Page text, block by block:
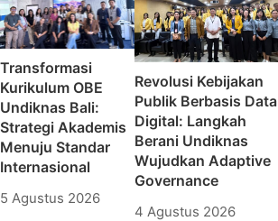
Transformasi
Kurikulum OBE
Undiknas Bali:
Strategi Akademis
Menuju Standar
Internasional
5 Agustus 2026
Revolusi Kebijakan
Publik Berbasis Data
Digital: Langkah
Berani Undiknas
Wujudkan Adaptive
Governance
4 Agustus 2026